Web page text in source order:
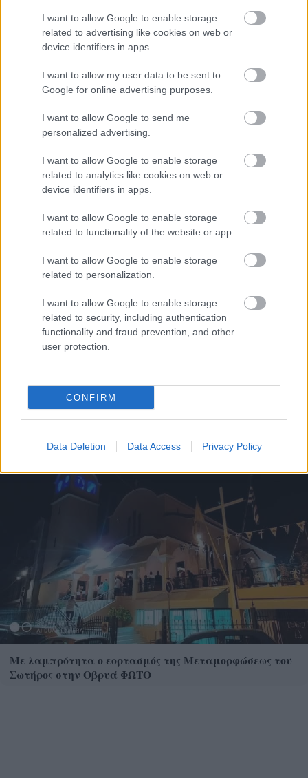
I want to allow Google to enable storage
related to advertising like cookies on web or
device identifiers in apps.
I want to allow my user data to be sent to
Google for online advertising purposes.
I want to allow Google to send me
personalized advertising.
I want to allow Google to enable storage
related to analytics like cookies on web or
device identifiers in apps.
I want to allow Google to enable storage
related to functionality of the website or app.
I want to allow Google to enable storage
related to personalization.
I want to allow Google to enable storage
related to security, including authentication
functionality and fraud prevention, and other
user protection.
CONFIRM
Data Deletion Data Access Privacy Policy
Δεν ανοίγει η μπάρα στα διόδια με το e-pass ενώ έχει
χρήματα «μέσα»;
του καρκίνου που εξηγεί τις αλλαγές στην κορυφή
Με λαμπρότητα ο εορτασμός της Μεταμορφώσεως του
Σωτήρος στην Οβρυά ΦΩΤΟ